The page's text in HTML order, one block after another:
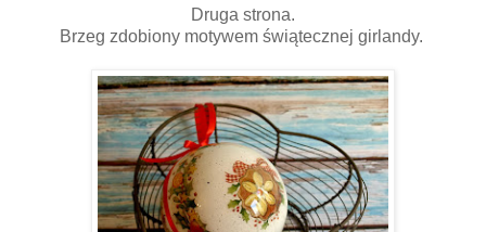
Druga strona.
Brzeg zdobiony motywem świątecznej girlandy.